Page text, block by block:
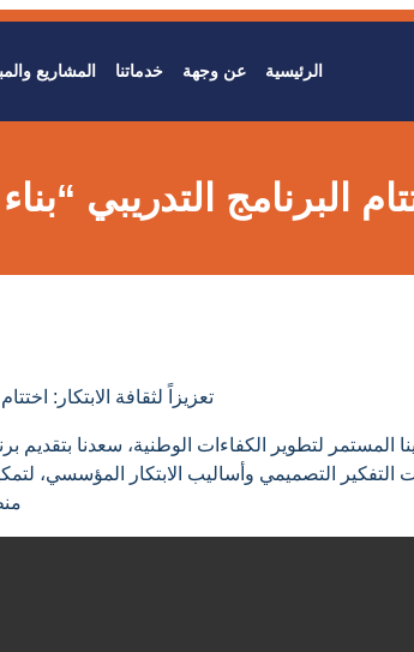
الرئيسية عن وجهة خدماتنا المشاريع
البرنامج التدريبي
تعزيزاً لثقافة الابتكار:
المستمر لتطوير الكفاءات الوطنية، سعدنا بتقديم
التفكير التصميمي وأساليب الابتكار المؤسسي،